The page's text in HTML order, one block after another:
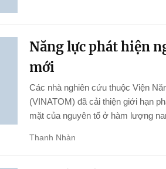
Năng lực phát hiện
mới
Các nhà nghiên cứu thuộc Viện
(VINATOM) đã cải thiện giới hạn
mặt của nguyên tố ở hàm lượng
Thanh Nhàn